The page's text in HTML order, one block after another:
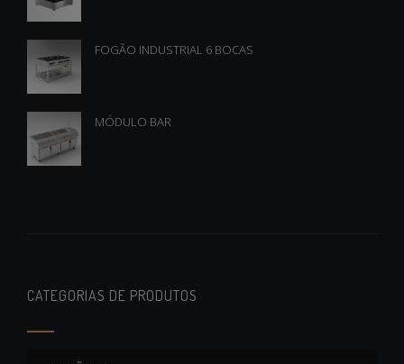
FOGÃO INDUSTRIAL 6 BOCAS
MÓDULO BAR
CATEGORIAS DE PRODUTOS